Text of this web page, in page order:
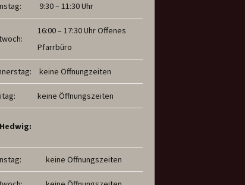
9:30 – 11:30 Uhr
16:00 – 17:30 Uhr Offenes
Pfarrbüro
keine Öffnungzeiten
keine Öffnungszeiten
keine Öffnungszeiten